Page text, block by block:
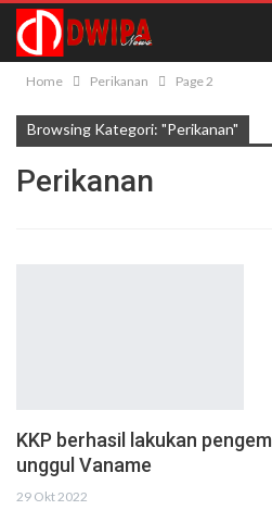
Home Perikanan Page 2
Browsing Kategori: "Perikanan"
Perikanan
KKP berhasil lakukan
unggul Vaname
29 Okt 2022